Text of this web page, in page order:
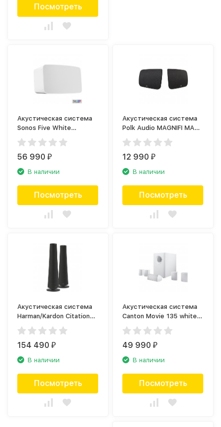
Посмотреть
Акустическая система
Sonos Five White
(FIVE1EU1)
56 990₽
В наличии
Посмотреть
Акустическая система
Polk Audio MAGNIFI MAX
SR1 SURROUNDS INTL
12 990₽
В наличии
Посмотреть
Акустическая система
Harman/Kardon Citation
Tower черный
154 490₽
В наличии
Посмотреть
Акустическая система
Canton Movie 135 white
(комплект)
49 990₽
В наличии
Посмотреть